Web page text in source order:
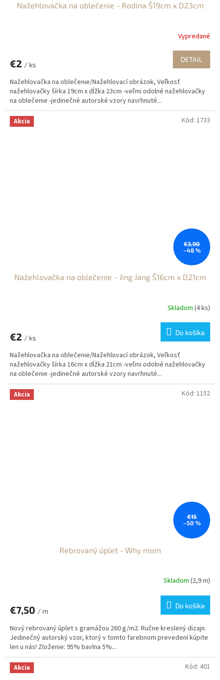
Nažehlovačka na oblečenie - Rodina Š19cm x D23cm
Vypredané
€2 / ks
DETAIL
Nažehlovačka na oblečenie/Nažehlovací obrázok, Veľkosť
nažehlovačky šírka 19cm x dĺžka 23cm -veľmi odolné nažehlovačky
na oblečenie -jedinečné autorské vzory navrhnuté...
Akcia
€3,90
–48 %
Nažehlovačka na oblečenie - Jing Jang Š16cm x D21cm
Skladom (4 ks)
€2 / ks
Do košíka
Nažehlovačka na oblečenie/Nažehlovací obrázok, Veľkosť
nažehlovačky šírka 16cm x dĺžka 21cm -veľmi odolné nažehlovačky
na oblečenie -jedinečné autorské vzory navrhnuté...
Kód: 1733
Akcia
€15
–50 %
Rebrovaný úplet - Why mom
Skladom (2,9 m)
€7,50 / m
Do košíka
Nový rebrovaný úplet s gramážou 260 g/m2. Ručne kreslený dizajn.
Jedinečný autorský vzor, ktorý v tomto farebnom prevedení kúpite
len u nás! Zloženie: 95% bavlna 5%...
Kód: 1152
Akcia Kód: 401